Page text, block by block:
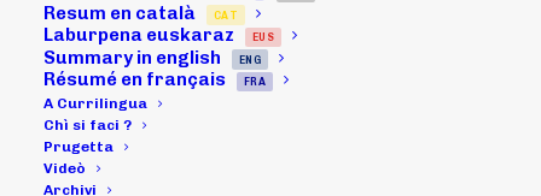
Resum en català CAT
Laburpena euskaraz EUS
Summary in english ENG
Résumé en français FRA
A Currilingua
Chì si faci ?
Prugetta
Videò
Archivi
cuntintezza
dopu à u votu, à
l'Assamblea